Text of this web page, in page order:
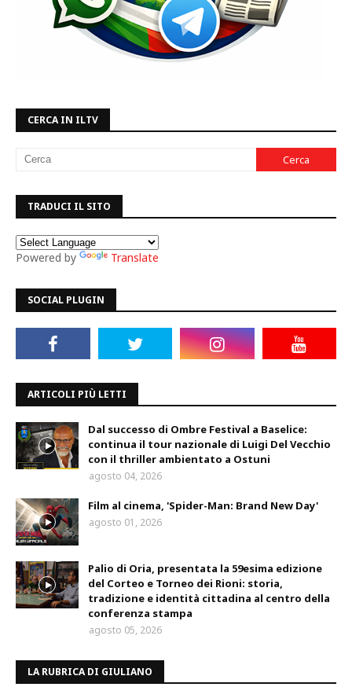
CERCA IN ILTV
TRADUCI IL SITO
Powered by Translate
SOCIAL PLUGIN
ARTICOLI PIÙ LETTI
Dal successo di Ombre Festival a Baselice:
continua il tour nazionale di Luigi Del Vecchio
con il thriller ambientato a Ostuni
agosto 04, 2026
Film al cinema, 'Spider-Man: Brand New Day'
agosto 01, 2026
Palio di Oria, presentata la 59esima edizione
del Corteo e Torneo dei Rioni: storia,
tradizione e identità cittadina al centro della
conferenza stampa
agosto 05, 2026
LA RUBRICA DI GIULIANO